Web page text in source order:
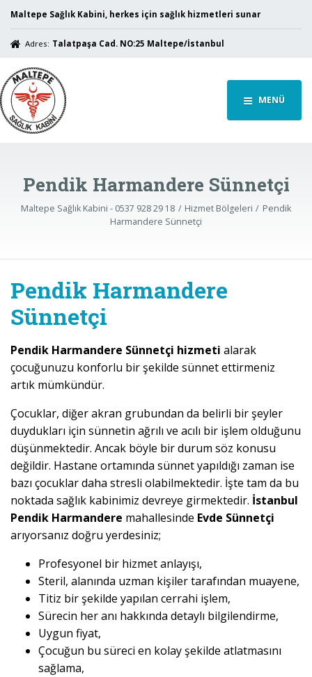
Maltepe Sağlık Kabini, herkes için sağlık hizmetleri sunar
Adres: Talatpaşa Cad. NO:25 Maltepe/İstanbul
MENÜ
Pendik Harmandere Sünnetçi
Maltepe Sağlık Kabini - 0537 928 29 18 Hizmet Bölgeleri
Pendik
Harmandere Sünnetçi
Pendik Harmandere
Sünnetçi
Pendik Harmandere Sünnetçi hizmeti alarak
çocuğunuzu konforlu bir şekilde sünnet ettirmeniz
artık mümkündür.
Çocuklar, diğer akran grubundan da belirli bir şeyler
duydukları için sünnetin ağrılı ve acılı bir işlem olduğunu
düşünmektedir. Ancak böyle bir durum söz konusu
değildir. Hastane ortamında sünnet yapıldığı zaman ise
bazı çocuklar daha stresli olabilmektedir. İşte tam da bu
noktada sağlık kabinimiz devreye girmektedir. İstanbul
Pendik Harmandere mahallesinde Evde Sünnetçi
arıyorsanız doğru yerdesiniz;
Profesyonel bir hizmet anlayışı,
Steril, alanında uzman kişiler tarafından muayene,
Titiz bir şekilde yapılan cerrahi işlem,
Sürecin her anı hakkında detaylı bilgilendirme,
Uygun fiyat,
Çocuğun bu süreci en kolay şekilde atlatmasını
sağlama,